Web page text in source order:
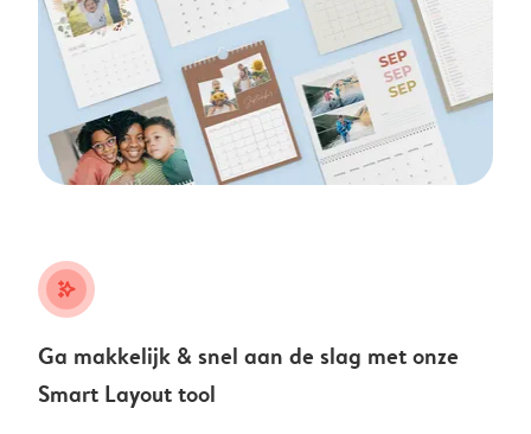
stars_plus
Ga makkelijk & snel aan de slag met onze
Smart Layout tool